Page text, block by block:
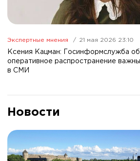
Экспертные мнения 21 мая 2026 23:10
Ксения Кацман: Госинформслужба
оперативное распространение
в СМИ
Новости